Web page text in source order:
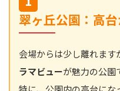
翠ヶ丘公園：高
会場からは少し離れます
ラマビューが魅力の公園